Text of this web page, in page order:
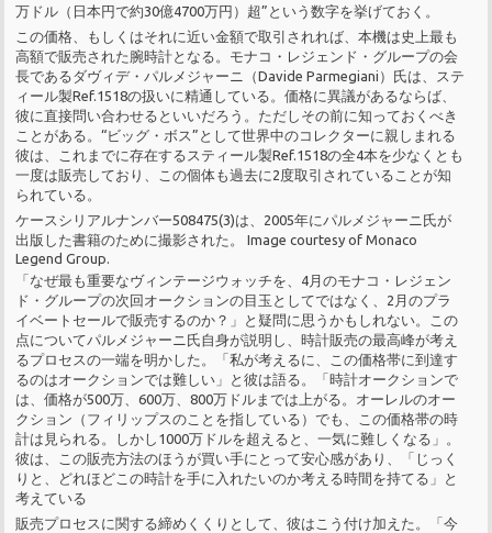
万ドル（日本円で約30億4700万円）超”という数字を挙げておく。
この価格、もしくはそれに近い金額で取引されれば、本機は史上最も
高額で販売された腕時計となる。モナコ・レジェンド・グループの会
長であるダヴィデ・パルメジャーニ（Davide Parmegiani）氏は、ステ
ィール製Ref.1518の扱いに精通している。価格に異議があるならば、
彼に直接問い合わせるといいだろう。ただしその前に知っておくべき
ことがある。“ビッグ・ボス”として世界中のコレクターに親しまれる
彼は、これまでに存在するスティール製Ref.1518の全4本を少なくとも
一度は販売しており、この個体も過去に2度取引されていることが知
られている。
ケースシリアルナンバー508475(3)は、2005年にパルメジャーニ氏が
出版した書籍のために撮影された。 Image courtesy of Monaco
Legend Group.
「なぜ最も重要なヴィンテージウォッチを、4月のモナコ・レジェン
ド・グループの次回オークションの目玉としてではなく、2月のプラ
イベートセールで販売するのか？」と疑問に思うかもしれない。この
点についてパルメジャーニ氏自身が説明し、時計販売の最高峰が考え
るプロセスの一端を明かした。「私が考えるに、この価格帯に到達す
るのはオークションでは難しい」と彼は語る。「時計オークションで
は、価格が500万、600万、800万ドルまでは上がる。オーレルのオー
クション（フィリップスのことを指している）でも、この価格帯の時
計は見られる。しかし1000万ドルを超えると、一気に難しくなる」。
彼は、この販売方法のほうが買い手にとって安心感があり、「じっく
りと、どれほどこの時計を手に入れたいのか考える時間を持てる」と
考えている
販売プロセスに関する締めくくりとして、彼はこう付け加えた。「今